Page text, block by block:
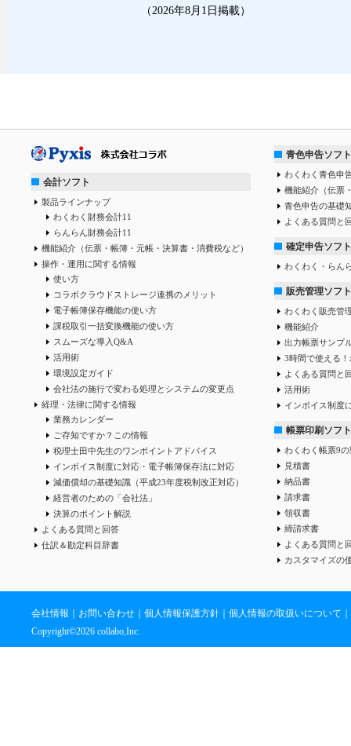
（2026年8月1日掲載）
会計ソフト
製品ラインナップ
わくわく財務会計11
らんらん財務会計11
機能紹介（伝票・帳簿・元帳・決算書・消費税など）
操作・運用に関する情報
使い方
コラボクラウドストレージ連携のメリット
電子帳簿保存機能の使い方
課税取引一括変換機能の使い方
スムーズな導入Q&A
活用術
環境設定ガイド
会社法の施行で変わる処理とシステムの変更点
経理・法律に関する情報
業務カレンダー
ご存知ですか？この情報
税理士田中先生のワンポイントアドバイス
インボイス制度に対応・電子帳簿保存法に対応
減価償却の基礎知識（平成23年度税制改正対応）
経営者のための「会社法」
決算のポイント解説
よくある質問と回答
仕訳＆勘定科目辞書
青色申告ソフト
わくわく青色申
機能紹介（伝票
青色申告の基礎
よくある質問と
確定申告ソフト
わくわく・らん
販売管理ソフト
わくわく販売管
機能紹介
出力帳票サンプ
3時間で使える
よくある質問と
活用術
インボイス制度
帳票印刷ソフト
わくわく帳票9
見積書
納品書
請求書
領収書
締請求書
よくある質問と
カスタマイズの
会社情報 お問い合わせ 個人情報保護方針 個人情報の取扱いについて
Copyright©2026 collabo,Inc.